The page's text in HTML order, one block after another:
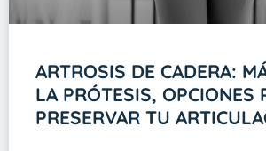
ARTROSIS DE CADERA:
LA PRÓTESIS, OPCIONES
PRESERVAR TU